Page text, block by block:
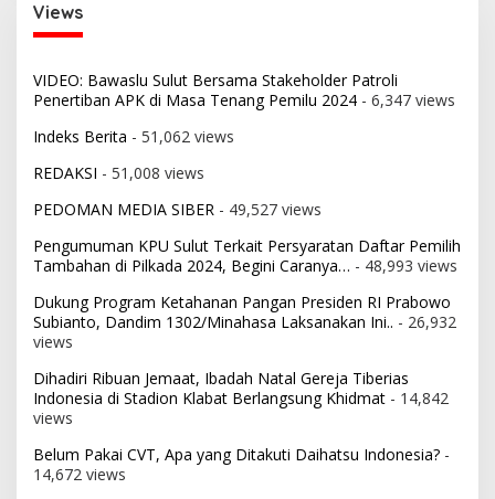
Views
VIDEO: Bawaslu Sulut Bersama Stakeholder Patroli
Penertiban APK di Masa Tenang Pemilu 2024 - 6,347 views
Indeks Berita - 51,062 views
REDAKSI - 51,008 views
PEDOMAN MEDIA SIBER - 49,527 views
Pengumuman KPU Sulut Terkait Persyaratan Daftar Pemilih
Tambahan di Pilkada 2024, Begini Caranya… - 48,993 views
Dukung Program Ketahanan Pangan Presiden RI Prabowo
Subianto, Dandim 1302/Minahasa Laksanakan Ini.. - 26,932
views
Dihadiri Ribuan Jemaat, Ibadah Natal Gereja Tiberias
Indonesia di Stadion Klabat Berlangsung Khidmat - 14,842
views
Belum Pakai CVT, Apa yang Ditakuti Daihatsu Indonesia? -
14,672 views